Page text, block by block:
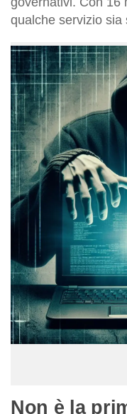
qualche servizio sia
Non è la